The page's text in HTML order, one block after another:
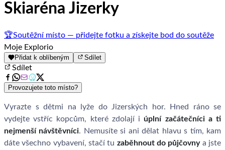
Skiaréna Jizerky
🏆Soutěžní místo — přidejte fotku a získejte bod do soutěže
Moje Explorio
Přidat k oblíbeným Sdílet
Sdílet
Provozujete toto místo?
Vyrazte s dětmi na lyže do Jizerských hor. Hned ráno se
vydejte vstříc kopcům, které zdolají iúplní začátečníci a ti
nejmenší návštěvníci. Nemusíte si ani dělat hlavu s tím, kam
dáte všechno vybavení, stačí tu zaběhnout do půjčovnya jste